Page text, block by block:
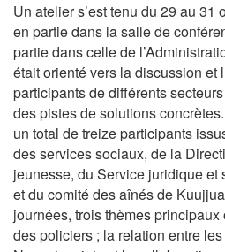
Un atelier s’est tenu du 29 au 31
en partie dans la salle de
partie dans celle de
était orienté vers la discussion et
participants de différents
des pistes de solutions
un total de treize participants
des services sociaux, de la
jeunesse, du Service juridique et
et du comité des aînés de
journées, trois thèmes
des policiers ; la relation entre